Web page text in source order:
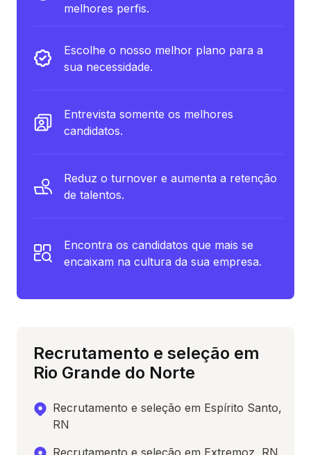
melhores perfis.
Escolhe o nosso melhor plano para a
sua necessidade.
Entrevista somente os melhores
candidatos.
Reduz o turnover e aumenta a retenção
de talentos.
Encontra os candidatos que mais se
encaixam na cultura da sua empresa.
Recrutamento e seleção em
Rio Grande do Norte
Recrutamento e seleção em Espírito Santo,
RN